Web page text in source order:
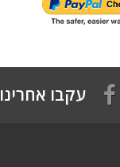
עקבו אחרינו